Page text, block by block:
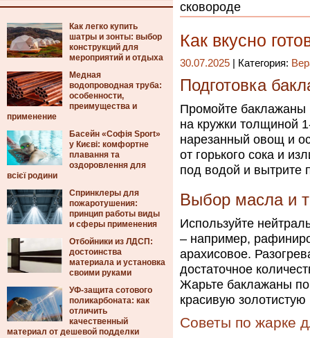
Как легко купить
шатры и зонты: выбор
конструкций для
мероприятий и отдыха
Медная
водопроводная труба:
особенности,
преимущества и
применение
Басейн «Софія Sport»
у Києві: комфортне
плавання та
оздоровлення для
всієї родини
Спринклеры для
пожаротушения:
принцип работы виды
и сферы применения
Отбойники из ЛДСП:
достоинства
материала и установка
своими руками
УФ-защита сотового
поликарбоната: как
отличить
качественный
материал от дешевой подделки
сковороде
Как вкусно
30.07.2025 | Категория:
Подготовка
Промойте баклажаны
на кружки толщиной
нарезанный овощ и
от горького сока и
под водой и вытрите
Выбор масла и
Используйте
– например,
арахисовое.
достаточное
Жарьте баклажаны
красивую золотистую
Советы по жарке